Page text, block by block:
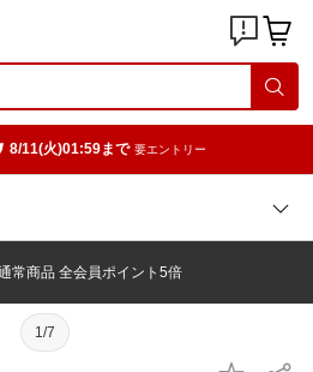
8/11(火)01:59まで 要エントリー
常商品 全会員ポイント5倍
1/7